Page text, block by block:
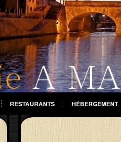
RESTAURANTS HÉBERGEMENT